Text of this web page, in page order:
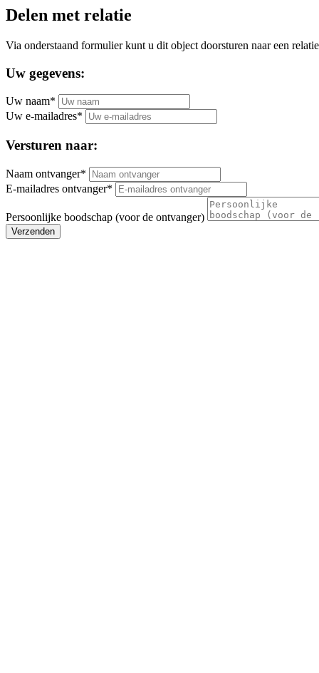
Delen met relatie
Via onderstaand formulier kunt u dit object doorsturen naar een
Uw gegevens:
Uw naam*
Uw e-mailadres*
Versturen naar:
Naam ontvanger*
E-mailadres ontvanger*
Persoonlijke boodschap (voor de ontvanger)
Verzenden